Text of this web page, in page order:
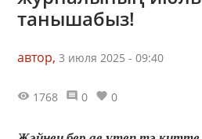
танышабыз!
автор, 3 июля 2025 - 09:40
1768 0 0